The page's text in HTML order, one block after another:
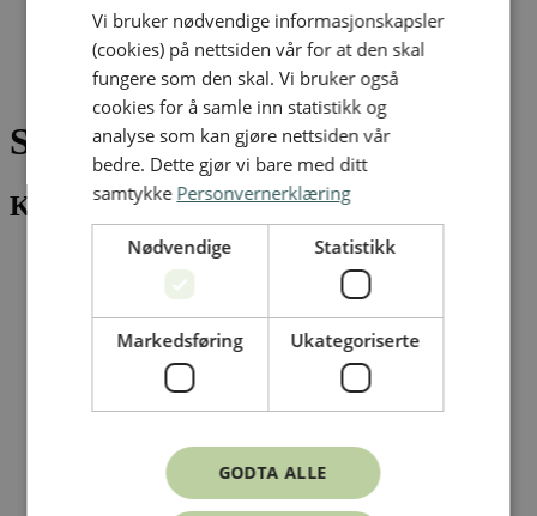
Meny
Synnøve Bjerved Folkvord
Kontaktpersoner#
ENGLISH
Vi bruker nødvendige informasjonskapsler
(cookies) på nettsiden vår for at den skal
fungere som den skal. Vi bruker også
cookies for å samle inn statistikk og
analyse som kan gjøre nettsiden vår
bedre. Dette gjør vi bare med ditt
samtykke Personvernerklæring
Nødvendige Statistikk
Markedsføring Ukategoriserte
GODTA ALLE